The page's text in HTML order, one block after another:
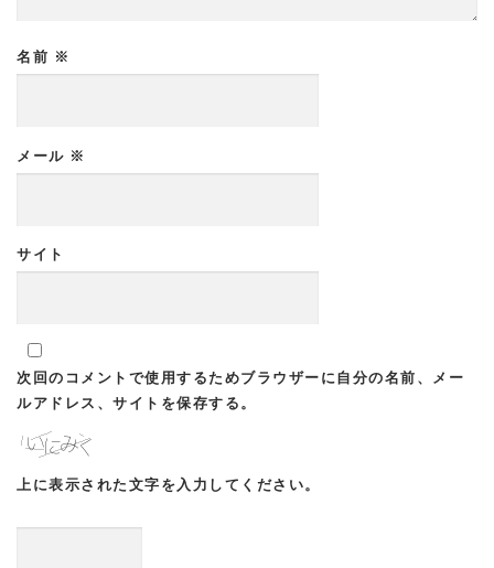
名前 ※
メール ※
サイト
次回のコメントで使用するためブラウザーに自分の名前、メー
ルアドレス、サイトを保存する。
上に表示された文字を入力してください。